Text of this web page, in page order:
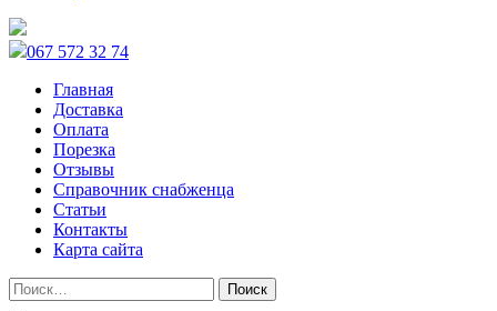
067 572 32 74
Главная
Доставка
Оплата
Порезка
Отзывы
Справочник снабженца
Статьи
Контакты
Карта сайта